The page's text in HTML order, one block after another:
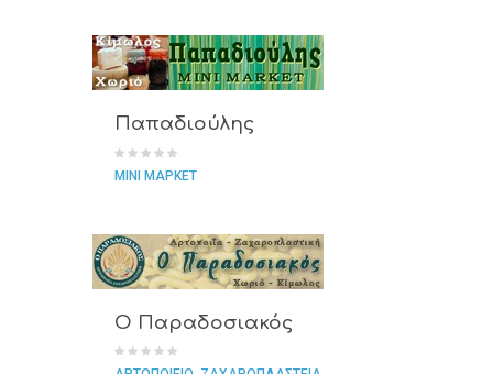
Παπαδιούλης
ΜΙΝΙ ΜΑΡΚΕΤ
Ο Παραδοσιακός